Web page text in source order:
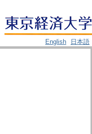
English
日本語